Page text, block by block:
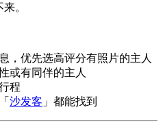
。
，优先选高评分有照片的主人
或有同伴的主人
程
沙发客 」都能找到